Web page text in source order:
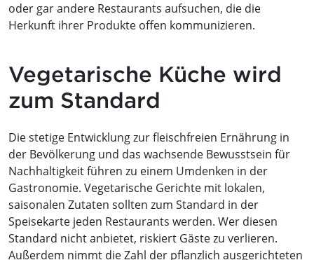
oder gar andere Restaurants aufsuchen, die die
Herkunft ihrer Produkte offen kommunizieren.
Vegetarische Küche wird
zum Standard
Die stetige Entwicklung zur fleischfreien Ernährung in
der Bevölkerung und das wachsende Bewusstsein für
Nachhaltigkeit führen zu einem Umdenken in der
Gastronomie. Vegetarische Gerichte mit lokalen,
saisonalen Zutaten sollten zum Standard in der
Speisekarte jeden Restaurants werden. Wer diesen
Standard nicht anbietet, riskiert Gäste zu verlieren.
Außerdem nimmt die Zahl der pflanzlich ausgerichteten